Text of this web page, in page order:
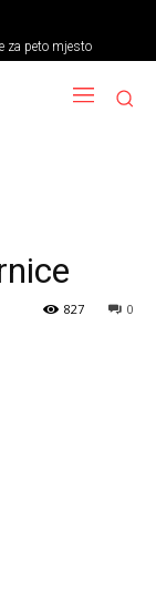
za peto mjesto
0
827